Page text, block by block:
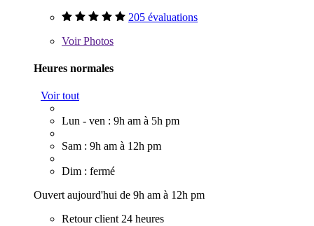
205 évaluations
VoirPhotos
Heures normales
Voir tout
Lun - ven : 9h am à 5h pm
Sam : 9h am à 12h pm
Dim : fermé
Ouvert aujourd'hui de 9h am à 12h pm
Retour client 24 heures